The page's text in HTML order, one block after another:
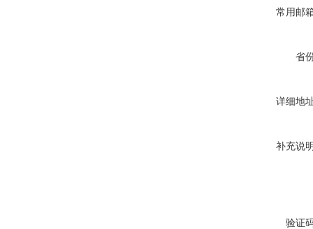
常用邮
省
详细地
补充说
验证